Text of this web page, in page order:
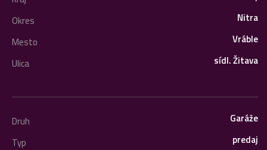
Okres
Nitra
Mesto
Vráble
Ulica
sídl. Žitava
Druh
Garáže
Typ
predaj